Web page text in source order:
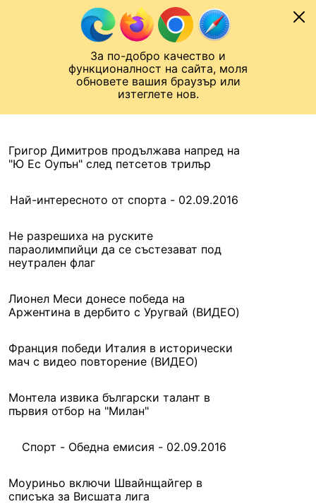
За по-добро качество и
функционалност на сайта, моля
обновете вашия браузър или
изтеглете нов.
Към съдържанието
Лига на Конференциите
Григор Димитров продължава напред на
"Ю Ес Оупън" след петсетов трилър
Най-интересното от спорта - 02.09.2016
Не разрешиха на руските
параолимпийци да се състезават под
неутрален флаг
Лионел Меси донесе победа на
Аржентина в дербито с Уругвай (ВИДЕО)
Франция победи Италия в исторически
мач с видео повторение (ВИДЕО)
Монтела извика български талант в
първия отбор на "Милан"
Спорт - Обедна емисия - 02.09.2016
Моуриньо включи Швайнщайгер в
списъка за Висшата лига